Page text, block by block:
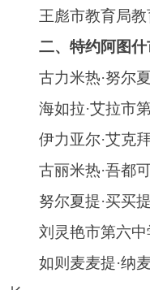
杨海霞市第九幼儿
阿衣白丽·凯赛尔市
热依拉·阿不都外力
李秀芝市昆山育英
热汗姑·阿吾提阿湖
阿孜古丽·艾尔肯阿
雷丽娟阿湖乡中心
支部书记、园长
分园党支部书记、园长